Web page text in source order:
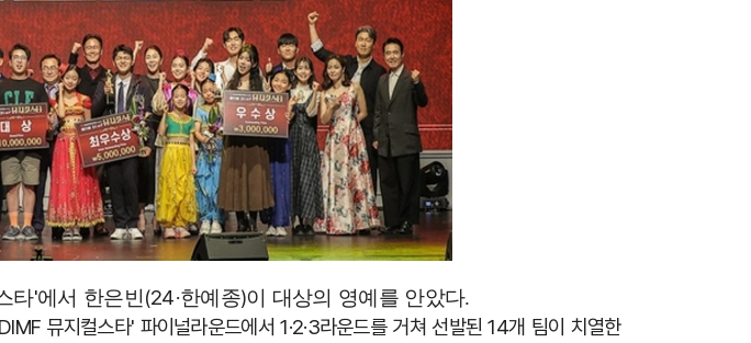
타'에서 한은빈(24·한예종)이 대상의 영예를 안았다.
뮤지컬스타' 파이널라운드에서 1·2·3라운드를 거쳐 선발된 14개 팀이 치열한